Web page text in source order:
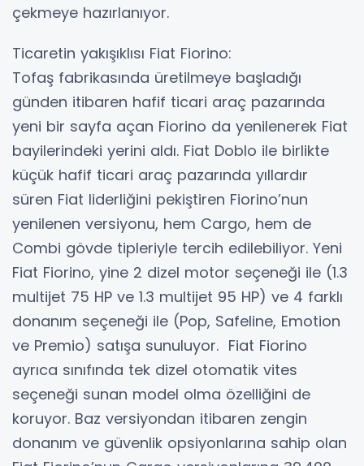
çekmeye hazırlanıyor.
Ticaretin yakışıklısı Fiat Fiorino:
Tofaş fabrikasında üretilmeye başladığı
günden itibaren hafif ticari araç pazarında
yeni bir sayfa açan Fiorino da yenilenerek Fiat
bayilerindeki yerini aldı. Fiat Doblo ile birlikte
küçük hafif ticari araç pazarında yıllardır
süren Fiat liderliğini pekiştiren Fiorino’nun
yenilenen versiyonu, hem Cargo, hem de
Combi gövde tipleriyle tercih edilebiliyor. Yeni
Fiat Fiorino, yine 2 dizel motor seçeneği ile (1.3
multijet 75 HP ve 1.3 multijet 95 HP) ve 4 farklı
donanım seçeneği ile (Pop, Safeline, Emotion
ve Premio) satışa sunuluyor. Fiat Fiorino
ayrıca sınıfında tek dizel otomatik vites
seçeneği sunan model olma özelliğini de
koruyor. Baz versiyondan itibaren zengin
donanım ve güvenlik opsiyonlarına sahip olan